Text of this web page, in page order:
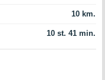
10 km.
10 st. 41 min.